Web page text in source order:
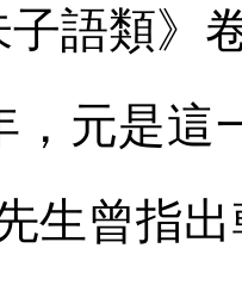
子語類》
，元是這
生曾指